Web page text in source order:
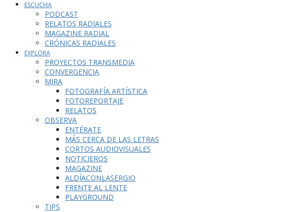
ESCUCHA
PODCAST
RELATOS RADIALES
MAGAZINE RADIAL
CRÓNICAS RADIALES
EXPLORA
PROYECTOS TRANSMEDIA
CONVERGENCIA
MIRA
FOTOGRAFÍA ARTÍSTICA
FOTOREPORTAJE
RELATOS
OBSERVA
ENTÉRATE
MÁS CERCA DE LAS LETRAS
CORTOS AUDIOVISUALES
NOTICIEROS
MAGAZINE
ALDÍACONLASERGIO
FRENTE AL LENTE
PLAYGROUND
TIPS